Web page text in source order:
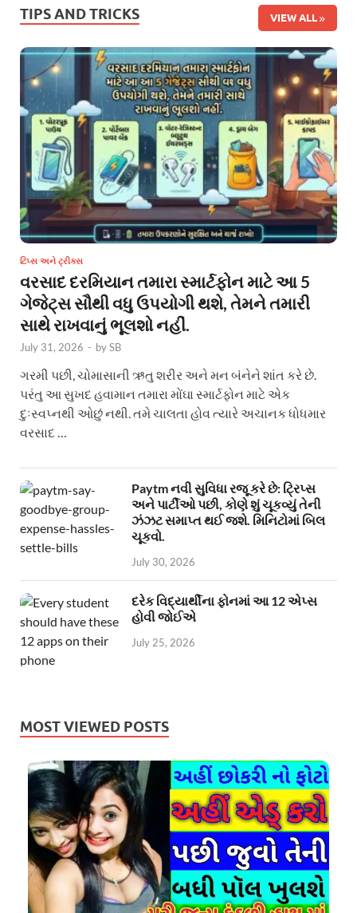
TIPS AND TRICKS VIEW ALL
ટિપ્સ અને ટ્રીક્સ
વરસાદ દરમિયાન તમારા સ્માર્ટફોન માટે આ 5
ગેજેટ્સ સૌથી વધુ ઉપયોગી થશે, તેમને તમારી
સાથે રાખવાનું ભૂલશો નહીં.
July 31, 2026 - bySB
ગરમી પછી, ચોમાસાની ઋતુ શરીર અને મન બંનેને શાંત કરે છે.
પરંતુ આ સુખદ હવામાન તમારા મોંઘા સ્માર્ટફોન માટે એક
દુઃસ્વપ્નથી ઓછું નથી. તમે ચાલતા હોવ ત્યારે અચાનક ધોધમાર
વરસાદ …
Paytm નવી સુવિધા રજૂ કરે છે: ટ્રિપ્સ
અને પાર્ટીઓ પછી, કોણે શું ચૂકવ્યું તેની
ઝંઝટ સમાપ્ત થઈ જશે. મિનિટોમાં બિલ
ચૂકવો.
July 30, 2026
દરેક વિદ્યાર્થીના ફોનમાં આ 12 એપ્સ
હોવી જોઈએ
July 25, 2026
MOST VIEWED POSTS